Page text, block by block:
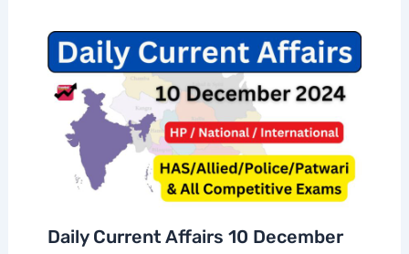
Daily Current Affairs 10 December